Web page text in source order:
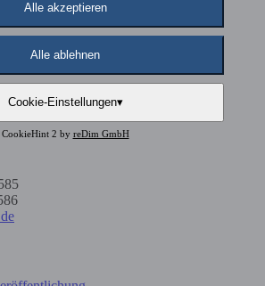
Alle akzeptieren
Alle ablehnen
Cookie-Einstellungen▾
CookieHint 2 by reDim GmbH